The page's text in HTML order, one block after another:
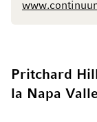
Pritchard
la Napa